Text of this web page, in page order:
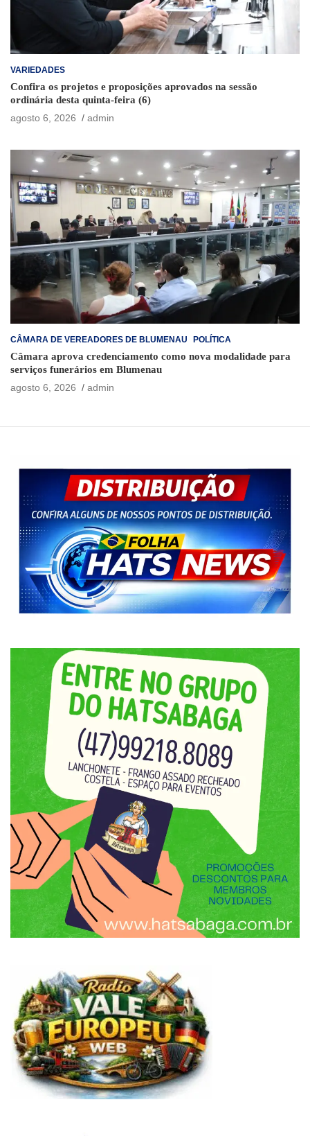
VARIEDADES
Confira os projetos e proposições aprovados na sessão
ordinária desta quinta-feira (6)
agosto 6, 2026
admin
CÂMARA DE VEREADORES DE BLUMENAU POLÍTICA
Câmara aprova credenciamento como nova modalidade para
serviços funerários em Blumenau
agosto 6, 2026
admin